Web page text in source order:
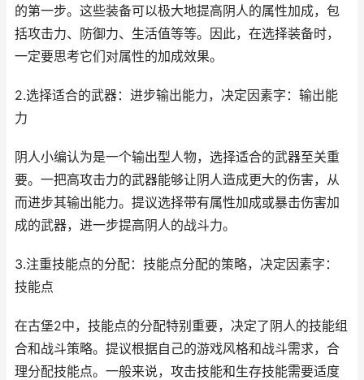
的第一步。这些装备可以极大地提高阴人的属性加成，包
括攻击力、防御力、生活值等等。因此，在选择装备时，
一定要思考它们对属性的加成效果。
2.选择适合的武器：进步输出能力，决定因素字：输出能
力
阴人小编认为是一个输出型人物，选择适合的武器至关重
要。一把高攻击力的武器能够让阴人造成更大的伤害，从
而进步其输出能力。提议选择带有属性加成或暴击伤害加
成的武器，进一步提高阴人的战斗力。
3.注重技能点的分配：技能点分配的策略，决定因素字：
技能点
在古堡2中，技能点的分配特别重要，决定了阴人的技能组
合和战斗策略。提议根据自己的游戏风格和战斗需求，合
理分配技能点。一般来说，攻击技能和生存技能需要适度